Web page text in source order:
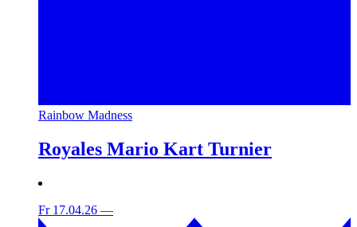
Rainbow Madness
Royales Mario Kart Turnier
Fr 17.04.26 —